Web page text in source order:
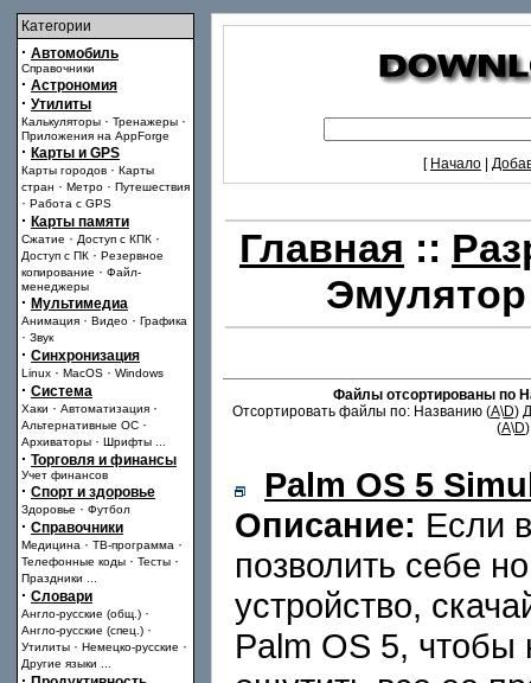
Категории
· Автомобиль
Справочники
· Астрономия
· Утилиты
Калькуляторы · Тренажеры ·
Приложения на AppForge
· Карты и GPS
Карты городов · Карты
стран · Метро · Путешествия
· Работа с GPS
· Карты памяти
Сжатие · Доступ с КПК ·
Доступ с ПК · Резервное
копирование · Файл-
менеджеры
· Мультимедиа
Анимация · Видео · Графика
· Звук
· Синхронизация
Linux · MacOS · Windows
· Система
Хаки · Автоматизация ·
Альтернативные ОС ·
Архиваторы · Шрифты
· Торговля и финансы
Учет финансов
· Спорт и здоровье
Здоровье · Футбол
· Справочники
Медицина · ТВ-программа ·
Телефонные коды · Тесты ·
Праздники
· Словари
Англо-русские (общ.) ·
Англо-русские (спец.) ·
Утилиты · Немецко-русские ·
Другие языки
[ Начало
Главная ::
Эмулятор
Файлы отсортированы по
Отсортировать файлы по: Названию (A\D)
(A\D)
Palm OS 5
Описание: Если
позволить себе
устройство,
Palm OS 5, чтобы